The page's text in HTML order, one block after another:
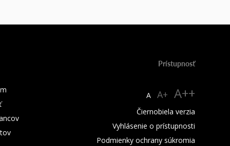
Prístupnosť
A A+ A++
Čiernobiela verzia
Vyhlásenie o prístupnosti
Podmienky ochrany súkromia